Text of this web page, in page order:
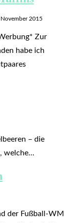
2015
Zur
habe ich
– die
welche…
der Fußball-WM